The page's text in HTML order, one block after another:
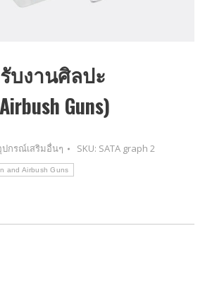
บงานศิลปะ
Guns)
ปกรณ์เสริมอื่นๆ SKU: SATA graph 2
and Airbush Guns